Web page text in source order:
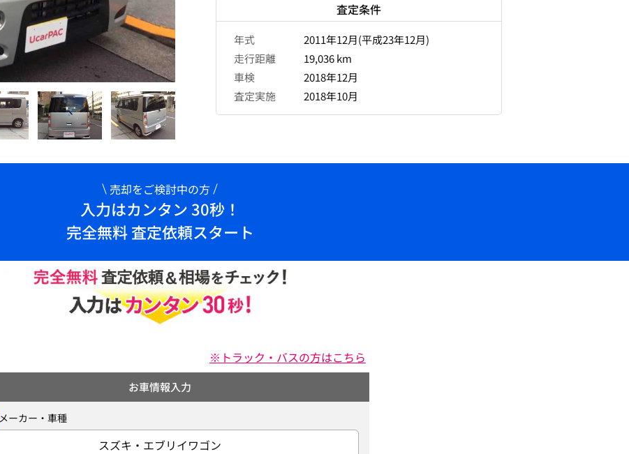
査定条件
年式
2011年12月(平成23年12月)
走行距離
19,036 km
車検
2018年12月
査定実施
2018年10月
売却をご検討中の方
入力はカンタン 30秒！
完全無料 査定依頼スタート
※トラック・バスの方はこちら
お車情報入力
メーカー・車種
スズキ・エブリイワゴン